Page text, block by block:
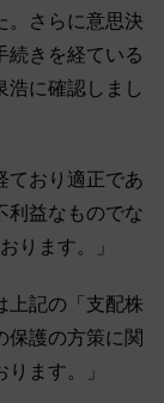
。さらに意思決
続きを経ている
浩に確認しまし
ており適正であ
利益なものでな
ります。」
上記の「支配株
保護の方策に関
ます。」